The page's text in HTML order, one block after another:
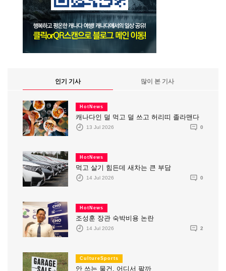
인기 기사 많이 본 기사
HotNews
캐나다인 덜 먹고 덜 쓰고 허리띠 졸라맨다
13 Jul 2026 0
HotNews
먹고 살기 힘든데 새차는 큰 부담
14 Jul 2026 0
HotNews
조성훈 장관 숙박비용 논란
14 Jul 2026 2
CultureSports
안 쓰는 물건, 어디서 팔까